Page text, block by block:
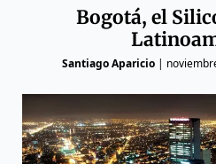
Bogotá, el
Santiago Aparicio |